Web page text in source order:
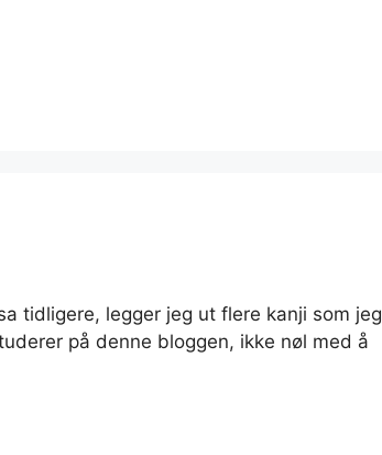
tidligere, legger jeg ut flere kanji som jeg
på denne bloggen, ikke nøl med å